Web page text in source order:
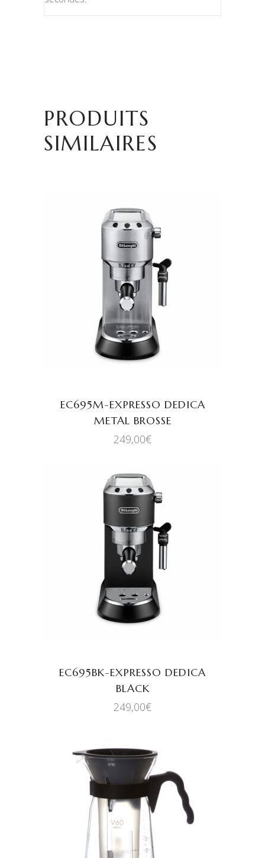
PRODUITS
SIMILAIRES
AJOUTER AU PANIER
EC695M-EXPRESSO DEDICA
METAL BROSSE
249,00€
AJOUTER AU PANIER
EC695BK-EXPRESSO DEDICA
BLACK
249,00€
AJOUTER AU PANIER